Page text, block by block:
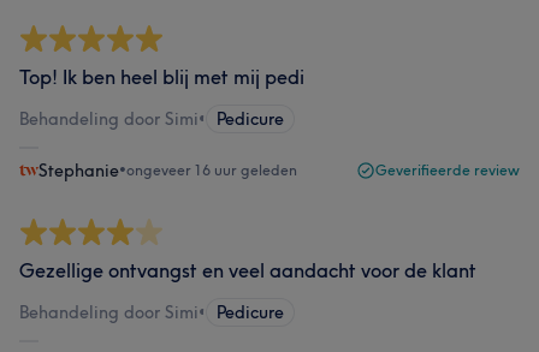
Top! Ik ben heel blij met mij pedi
Behandeling door Simi• Pedicure
Stephanie•ongeveer 16 uur geleden Geverifieerde review
Gezellige ontvangst en veel aandacht voor de klant
Behandeling door Simi• Pedicure